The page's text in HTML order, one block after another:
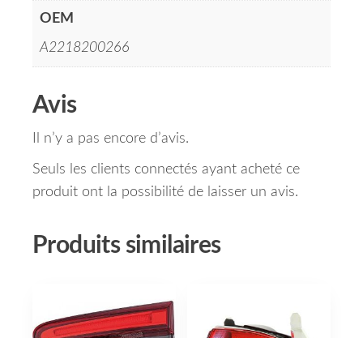
OEM
A2218200266
Avis
Il n’y a pas encore d’avis.
Seuls les clients connectés ayant acheté ce
produit ont la possibilité de laisser un avis.
Produits similaires